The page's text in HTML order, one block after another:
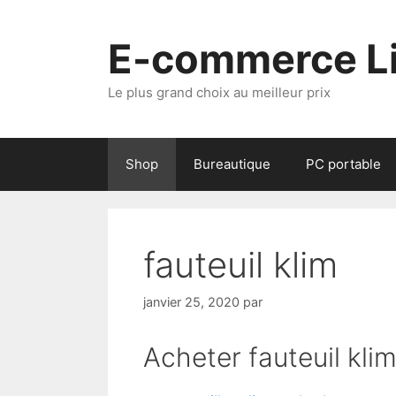
E-commerce
Le plus grand choix au meilleur prix
Shop Bureautique PC portable
fauteuil klim
janvier 25, 2020 par
Acheter fauteuil klim